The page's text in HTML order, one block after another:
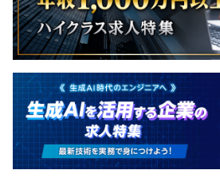
・全社：61名
・開発組織：17名
Squadモデルをベースに開発チー
ムに分かれています。
・Coreチーム：基盤機能の開発を
無期雇用
3カ月（期間中、条件の変更はあり